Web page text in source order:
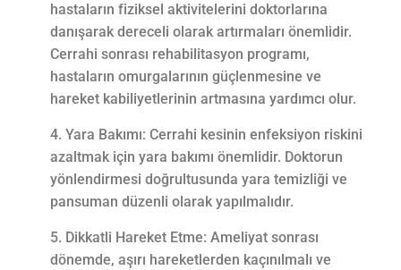
hastaların fiziksel aktivitelerini doktorlarına
danışarak dereceli olarak artırmaları önemlidir.
Cerrahi sonrası rehabilitasyon programı,
hastaların omurgalarının güçlenmesine ve
hareket kabiliyetlerinin artmasına yardımcı olur.
Yara Bakımı: Cerrahi kesinin enfeksiyon riskini
azaltmak için yara bakımı önemlidir. Doktorun
yönlendirmesi doğrultusunda yara temizliği ve
pansuman düzenli olarak yapılmalıdır.
Dikkatli Hareket Etme: Ameliyat sonrası
dönemde, aşırı hareketlerden kaçınılmalı ve